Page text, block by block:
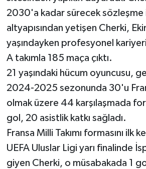
2030'a kadar sürecek sözleşme
altyapısından yetişen Cherki,
yaşındayken profesyonel
A takımla 185 maça çıktı.
21 yaşındaki hücum oyuncusu,
2024-2025 sezonunda 30'u
olmak üzere 44 karşılaşmada
gol, 20 asistlik katkı sağladı.
Fransa Milli Takımı formasını ilk
UEFA Uluslar Ligi yarı finalinde
giyen Cherki, o müsabakada 1